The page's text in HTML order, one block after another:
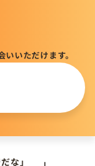
いただけます。
な」